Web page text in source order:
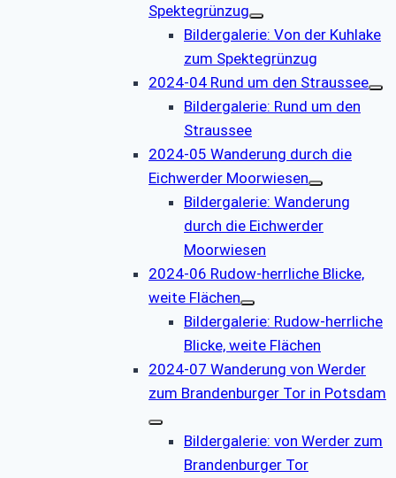
Spektegrünzug
Bildergalerie: Von der Kuhlake
zum Spektegrünzug
2024-04 Rund um den Straussee
Bildergalerie: Rund um den
Straussee
2024-05 Wanderung durch die
Eichwerder Moorwiesen
Bildergalerie: Wanderung
durch die Eichwerder
Moorwiesen
2024-06 Rudow-herrliche Blicke,
weite Flächen
Bildergalerie: Rudow-herrliche
Blicke, weite Flächen
2024-07 Wanderung von Werder
zum Brandenburger Tor in Potsdam
Bildergalerie: von Werder zum
Brandenburger Tor